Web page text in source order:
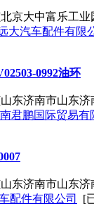
京大中富乐工业
大汽车配件有限
0992油环
东济南市山东
君鹏国际贸易有
东济南市山东
配件有限公司
[